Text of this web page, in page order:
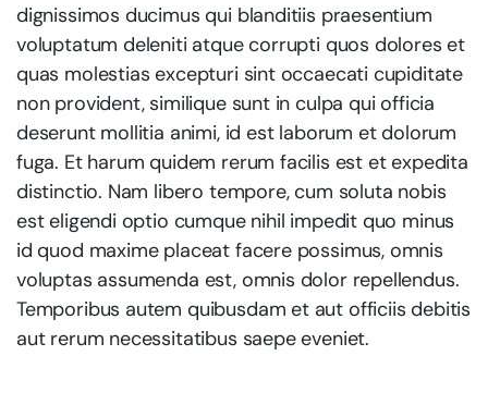
dignissimos ducimus qui blanditiis praesentium
voluptatum deleniti atque corrupti quos dolores et
quas molestias excepturi sint occaecati cupiditate
non provident, similique sunt in culpa qui officia
deserunt mollitia animi, id est laborum et dolorum
fuga. Et harum quidem rerum facilis est et expedita
distinctio. Nam libero tempore, cum soluta nobis
est eligendi optio cumque nihil impedit quo minus
id quod maxime placeat facere possimus, omnis
voluptas assumenda est, omnis dolor repellendus.
Temporibus autem quibusdam et aut officiis debitis
aut rerum necessitatibus saepe eveniet.